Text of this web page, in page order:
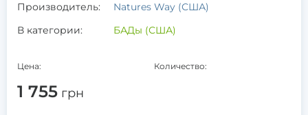
Производитель:
Natures Way (США)
В категории:
БАДы (США)
Цена:
1 755 грн
Количество: